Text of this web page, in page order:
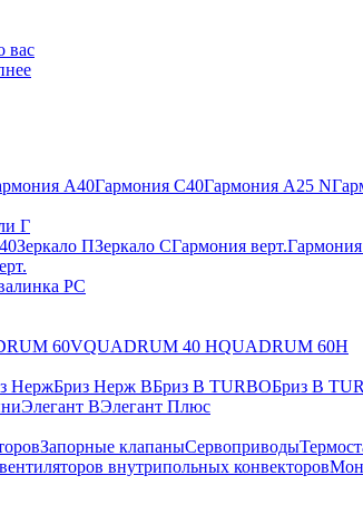
вас
А40Гармония С40Гармония А25 N
Г
Зеркало ПЗеркало СГармония верт.
РС
60VQUADRUM 40 HQUADRUM 60H
НержБриз Нерж ВБриз В TURBOБриз В
Элегант ВЭлегант Плюс
Запорные клапаныСервоприводы
внутрипольных конвекторов